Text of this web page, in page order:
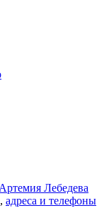
Лебедева
, адреса и телефоны